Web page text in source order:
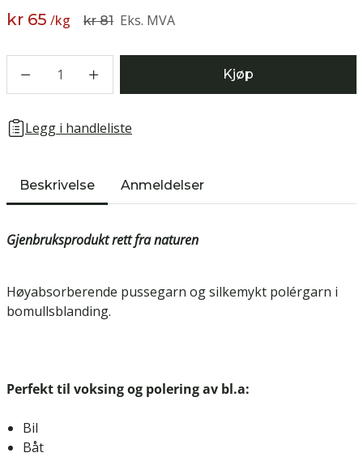
kr 65 /kg kr 81 Eks. MVA
1 Kjøp
Legg i handleliste
Beskrivelse Anmeldelser
Gjenbruksprodukt rett fra naturen
Høyabsorberende pussegarn og silkemykt polérgarn i
bomullsblanding.
Perfekt til voksing og polering av bl.a:
Bil
Båt